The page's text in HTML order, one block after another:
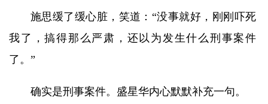
施思缓了缓心脏，笑道：“没事就好，刚刚吓死
我了，搞得那么严肃，还以为发生什么刑事案件
了。”
确实是刑事案件。盛星华内心默默补充一句。